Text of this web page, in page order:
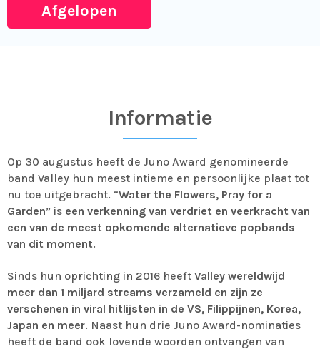
Afgelopen
Informatie
Op 30 augustus heeft de Juno Award genomineerde
band Valley hun meest intieme en persoonlijke plaat tot
nu toe uitgebracht. “Water the Flowers, Pray for a
Garden” is een verkenning van verdriet en veerkracht van
een van de meest opkomende alternatieve popbands
van dit moment.
Sinds hun oprichting in 2016 heeft Valley wereldwijd
meer dan 1 miljard streams verzameld en zijn ze
verschenen in viral hitlijsten in de VS, Filippijnen, Korea,
Japan en meer. Naast hun drie Juno Award-nominaties
heeft de band ook lovende woorden ontvangen van